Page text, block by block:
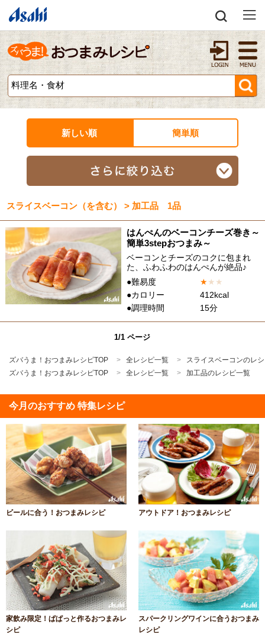
新しい順 簡単順
スライスベーコン（を含む） > 加工品 1品
はんぺんのベーコンチーズ巻き～
簡単3stepおつまみ～
ベーコンとチーズのコクに包まれ
た、ふわふわのはんぺんが絶品♪
●難易度
★★ ★
●カロリー
412kcal
●調理時間
15分
1/1 ページ
ズバうま！おつまみレシピTOP 全レシピ一覧
スライスベーコンのレ
ズバうま！おつまみレシピTOP
全レシピ一覧 加工品のレシピ一覧
今月のおすすめ 特集レシピ
ビールに合う！おつまみレシピ アウトドア！おつまみレシピ
家飲み限定！ぱぱっと作るおつまみレ
シピ
スパークリングワインに合うおつまみ
レシピ